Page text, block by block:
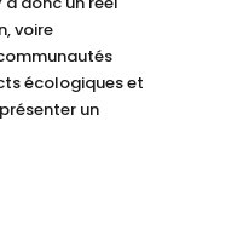
voire
écologiques et
un